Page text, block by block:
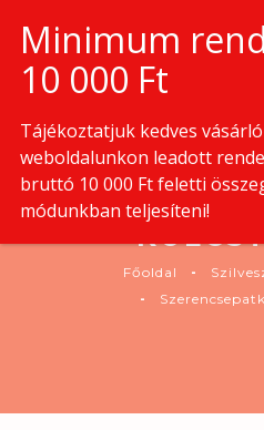
Főoldal
Tájékoztatjuk kedves
weboldalunkon leadott
bruttó 10 000 Ft feletti
módunkban teljesíteni!